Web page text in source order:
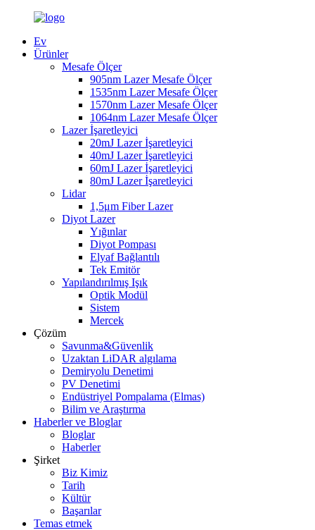
Ev
Ürünler
Mesafe Ölçer
905nm Lazer Mesafe Ölçer
1535nm Lazer Mesafe Ölçer
1570nm Lazer Mesafe Ölçer
1064nm Lazer Mesafe Ölçer
Lazer İşaretleyici
20mJ Lazer İşaretleyici
40mJ Lazer İşaretleyici
60mJ Lazer İşaretleyici
80mJ Lazer İşaretleyici
Lidar
1,5μm Fiber Lazer
Diyot Lazer
Yığınlar
Diyot Pompası
Elyaf Bağlantılı
Tek Emitör
Yapılandırılmış Işık
Optik Modül
Sistem
Mercek
Çözüm
Savunma&Güvenlik
Uzaktan LiDAR algılama
Demiryolu Denetimi
PV Denetimi
Endüstriyel Pompalama (Elmas)
Bilim ve Araştırma
Haberler ve Bloglar
Bloglar
Haberler
Şirket
Biz Kimiz
Tarih
Kültür
Başarılar
Temas etmek